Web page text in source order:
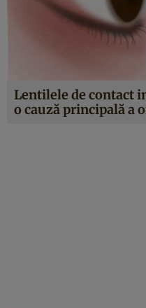
Lentilele de contact
o cauză principală a